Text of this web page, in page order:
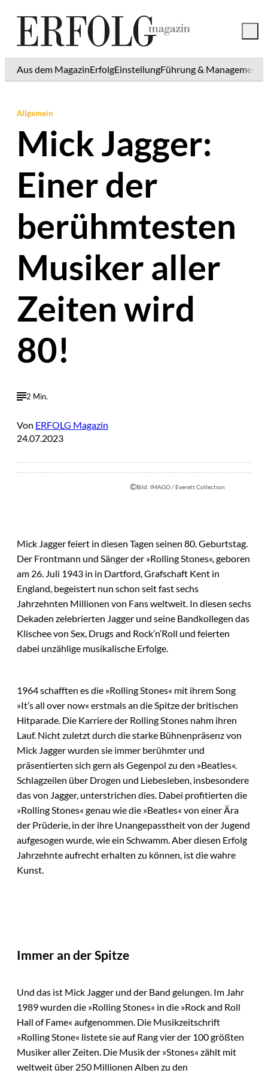
Aus dem MagazinErfolgEinstellungFührung & Management
Allgemein
Mick Jagger:
Einer der
berühmtesten
Musiker aller
Zeiten wird
80!
2 Min.
Von ERFOLG Magazin
24.07.2023
©Bild: IMAGO / Everett Collection
Mick Jagger feiert in diesen Tagen seinen 80. Geburtstag.
Der Frontmann und Sänger der »Rolling Stones«, geboren
am 26. Juli 1943 in in Dartford, Grafschaft Kent in
England, begeistert nun schon seit fast sechs
Jahrzehnten Millionen von Fans weltweit. In diesen sechs
Dekaden zelebrierten Jagger und seine Bandkollegen das
Klischee von Sex, Drugs and Rock’n‘Roll und feierten
dabei unzählige musikalische Erfolge.
1964 schafften es die »Rolling Stones« mit ihrem Song
»It’s all over now« erstmals an die Spitze der britischen
Hitparade. Die Karriere der Rolling Stones nahm ihren
Lauf. Nicht zuletzt durch die starke Bühnenpräsenz von
Mick Jagger wurden sie immer berühmter und
präsentierten sich gern als Gegenpol zu den »Beatles«.
Schlagzeilen über Drogen und Liebesleben, insbesondere
das von Jagger, unterstrichen dies. Dabei profitierten die
»Rolling Stones« genau wie die »Beatles« von einer Ära
der Prüderie, in der ihre Unangepasstheit von der Jugend
aufgesogen wurde, wie ein Schwamm. Aber diesen Erfolg
Jahrzehnte aufrecht erhalten zu können, ist die wahre
Kunst.
Immer an der Spitze
Und das ist Mick Jagger und der Band gelungen. Im Jahr
1989 wurden die »Rolling Stones« in die »Rock and Roll
Hall of Fame« aufgenommen. Die Musikzeitschrift
»Rolling Stone« listete sie auf Rang vier der 100 größten
Musiker aller Zeiten. Die Musik der »Stones« zählt mit
weltweit über 250 Millionen Alben zu den